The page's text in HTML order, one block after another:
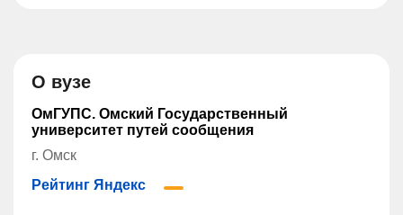
О вузе
ОмГУПС. Омский Государственный
университет путей сообщения
г. Омск
Рейтинг Яндекс